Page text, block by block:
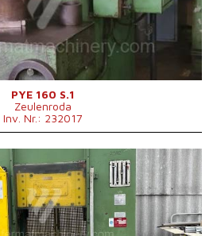
750x450 mm
15 kW
x B x H
2200x1250x3280 mm
6838 kg
nein
PYE 160 S.1
Zeulenroda
Inv. Nr.: 232017
1978
63 t
620x500 mm
22 kW
nein